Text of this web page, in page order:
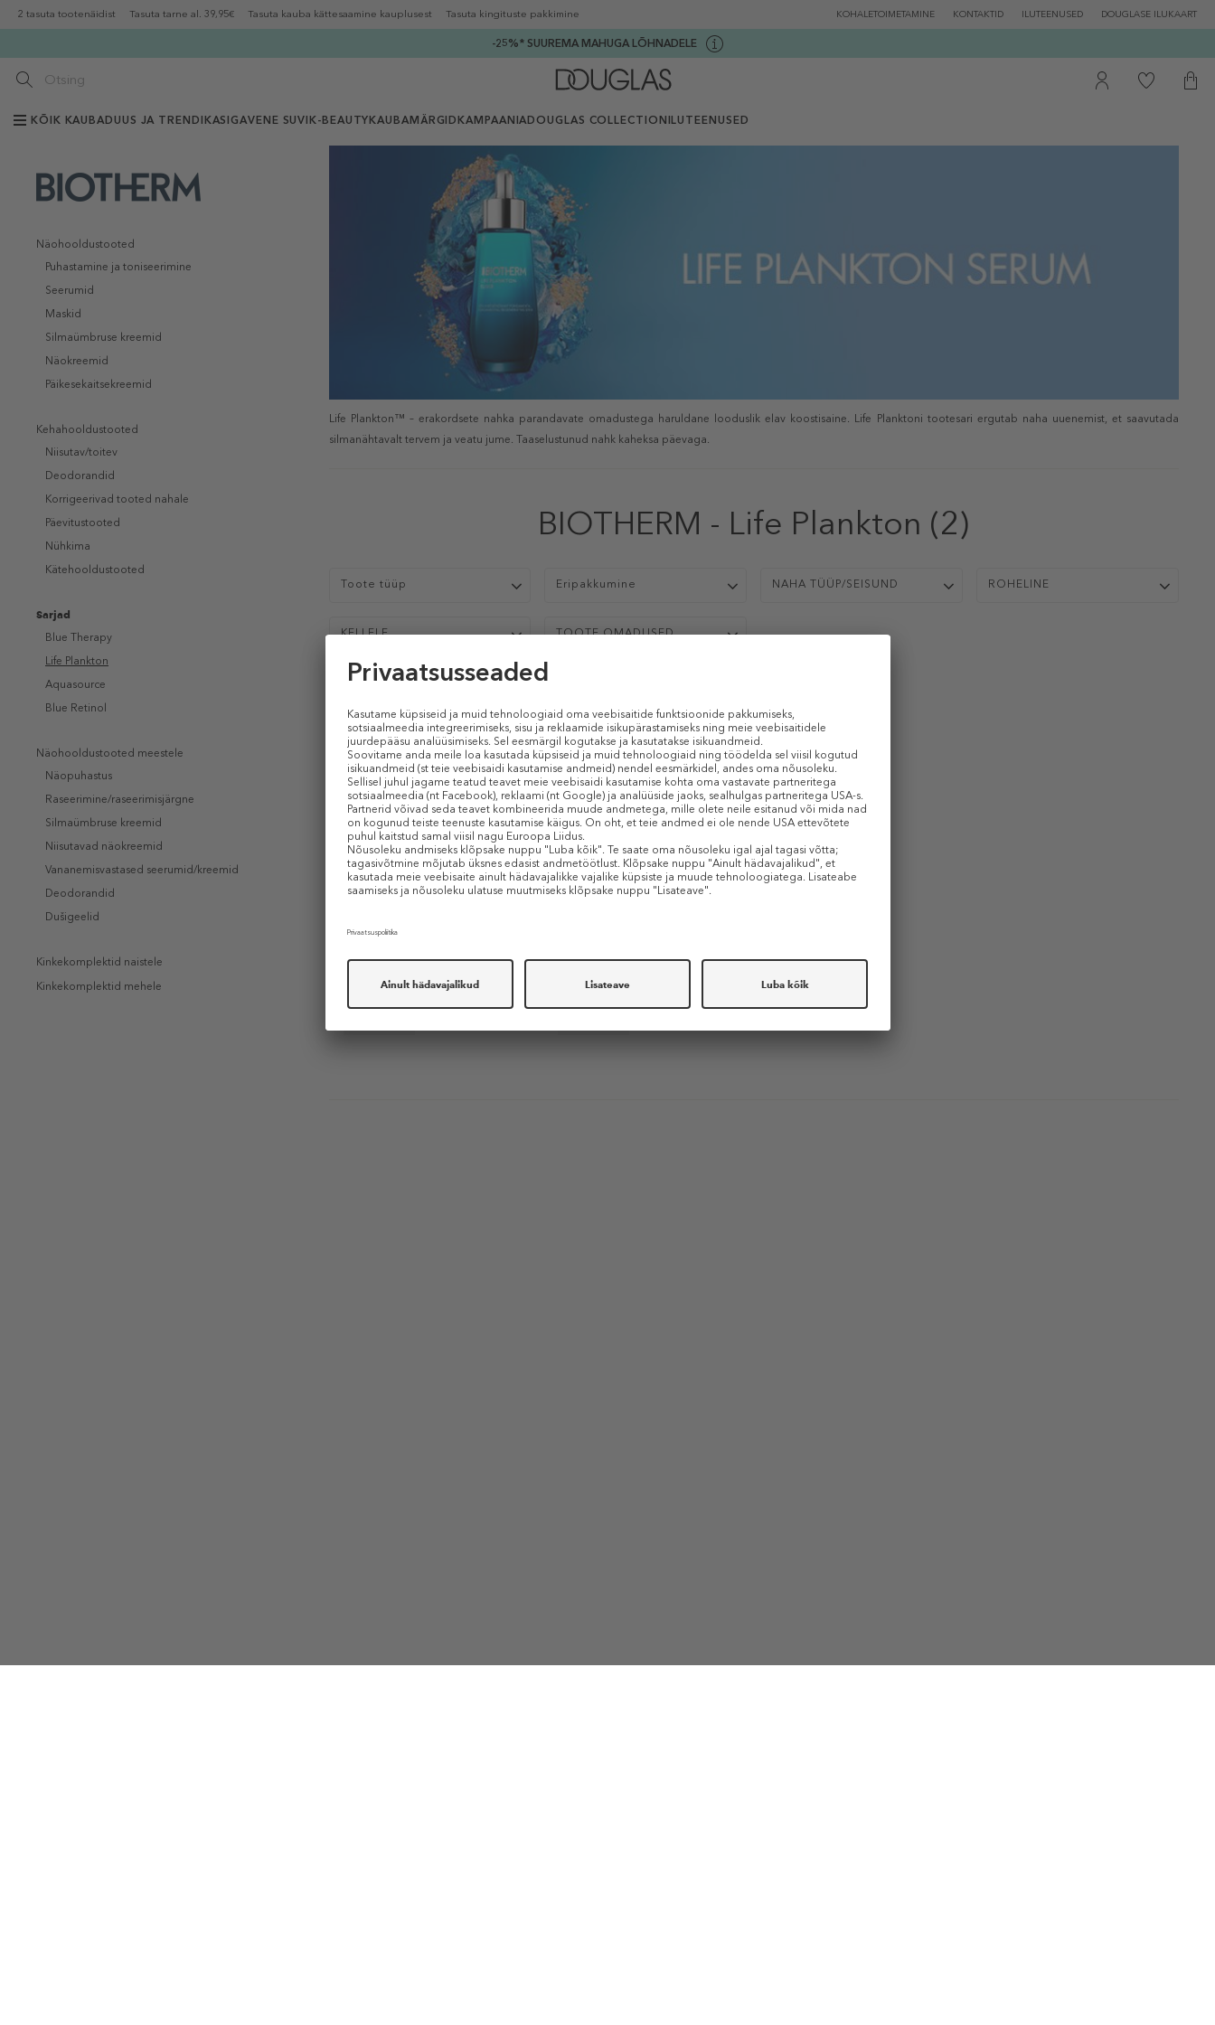
2 tasuta tootenäidist Tasuta tarne al. 39,95€ Tasuta kauba kättesaamine kauplusest Tasuta kingituste pakkimine KOHALETOIMETAMINE KONTAKTID ILUTEENUSED DOUGLASE ILUKAART
-25%* SUUREMA MAHUGA LÕHNADELE
KÕIK KAUBADUUS JA TRENDIKAS IGAVENE SUVI K-BEAUTY KAUBAMÄRGID KAMPAANIADOUGLAS COLLECTION ILUTEENUSED
Näohooldustooted
Puhastamine ja toniseerimine
Seerumid
Maskid
Silmaümbruse kreemid
Näokreemid
Päikesekaitsekreemid
Kehahooldustooted
Niisutav/toitev
Deodorandid
Korrigeerivad tooted nahale
Päevitustooted
Nühkima
Kätehooldustooted
Sarjad
Blue Therapy
Life Plankton
Aquasource
Blue Retinol
Näohooldustooted meestele
Näopuhastus
Raseerimine/raseerimisjärgne
Silmaümbruse kreemid
Niisutavad näokreemid
Vananemisvastased seerumid/kreemid
Deodorandid
Dušigeelid
Kinkekomplektid naistele
Kinkekomplektid mehele
Life Plankton™ – erakordsete nahka parandavate omadustega haruldane looduslik elav koostisaine. Life Planktoni tootesari ergutab naha uuenemist, et saavutada
silmanähtavalt tervem ja veatu jume. Taaselustunud nahk kaheksa päevaga.
BIOTHERM - Life Plankton (2)
Toote tüüp Eripakkumine NAHA TÜÜP/SEISUND ROHELINE
KELLELE TOOTE OMADUSED
BIOTHERM
Care
alates 63 €
BIOTHERM
68,99 €